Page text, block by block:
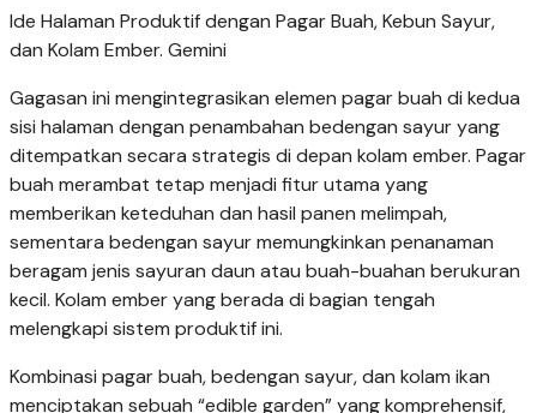
Ide Halaman Produktif dengan Pagar Buah, Kebun Sayur,
dan Kolam Ember. Gemini
Gagasan ini mengintegrasikan elemen pagar buah di kedua
sisi halaman dengan penambahan bedengan sayur yang
ditempatkan secara strategis di depan kolam ember. Pagar
buah merambat tetap menjadi fitur utama yang
memberikan keteduhan dan hasil panen melimpah,
sementara bedengan sayur memungkinkan penanaman
beragam jenis sayuran daun atau buah-buahan berukuran
kecil. Kolam ember yang berada di bagian tengah
melengkapi sistem produktif ini.
Kombinasi pagar buah, bedengan sayur, dan kolam ikan
menciptakan sebuah “edible garden” yang komprehensif,